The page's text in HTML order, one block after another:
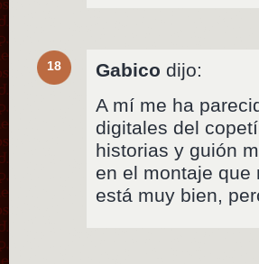
18 Gabico dijo:
A mí me ha
digitales del
historias y guión
en el montaje que
está muy bien,